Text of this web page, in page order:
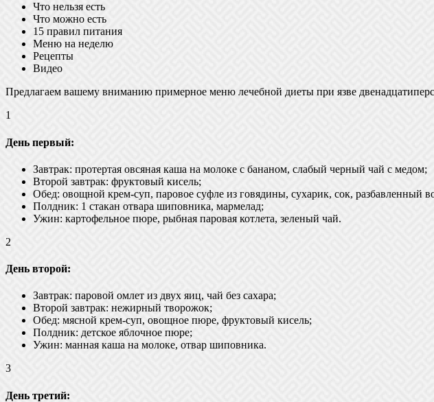
Что нельзя есть
Что можно есть
15 правил питания
Меню на неделю
Рецепты
Видео
Предлагаем вашему вниманию примерное меню лечебной диеты при язве
1
День первый:
Завтрак: протертая овсяная каша на молоке с бананом, слабый черный чай с медом;
Второй завтрак: фруктовый кисель;
Обед: овощной крем-суп, паровое суфле из говядины, сухарик, сок, разбавленный
Полдник: 1 стакан отвара шиповника, мармелад;
Ужин: картофельное пюре, рыбная паровая котлета, зеленый чай.
2
День второй:
Завтрак: паровой омлет из двух яиц, чай без сахара;
Второй завтрак: нежирный творожок;
Обед: мясной крем-суп, овощное пюре, фруктовый кисель;
Полдник: детское яблочное пюре;
Ужин: манная каша на молоке, отвар шиповника.
3
День третий: